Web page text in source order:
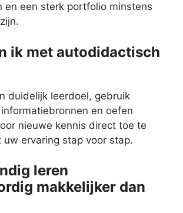
en een sterk portfolio minstens
ik met autodidactisch
duidelijk leerdoel, gebruik
en oefen
nieuwe kennis direct toe te
uw ervaring stap voor stap.
leren
makkelijker dan